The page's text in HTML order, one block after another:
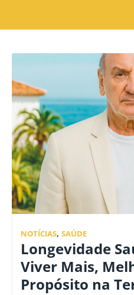
NOTÍCIAS, SAÚDE
Longevidade
Viver Mais,
Propósito na